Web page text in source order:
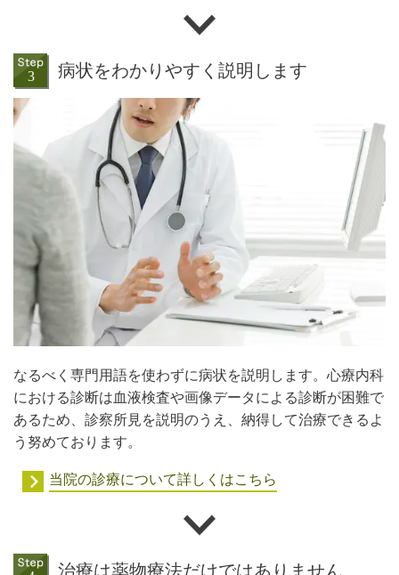
病状をわかりやすく説明します
なるべく専門用語を使わずに病状を説明します。心療内科
における診断は血液検査や画像データによる診断が困難で
あるため、診察所見を説明のうえ、納得して治療できるよ
う努めております。
当院の診療について詳しくはこちら
治療は薬物療法だけではありません